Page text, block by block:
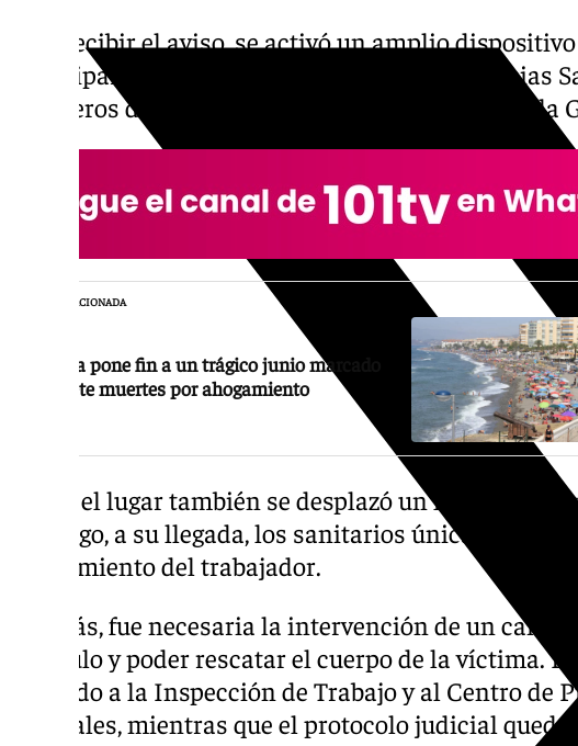
Tras recibir el aviso, se activó un amplio
participaron efectivos del Centro de Emergencias
Bomberos del Consorcio Provincial de Málaga y la
NOTICIA RELACIONADA
Málaga pone fin a un trágico junio marcado
por siete muertes por ahogamiento
Hasta el lugar también se desplazó un helicóptero
embargo, a su llegada, los sanitarios únicamente
fallecimiento del trabajador.
Además, fue necesaria la intervención de un
vehículo y poder rescatar el cuerpo de la víctima.
ocurrido a la Inspección de Trabajo y al Centro de
Laborales, mientras que el protocolo judicial quedó